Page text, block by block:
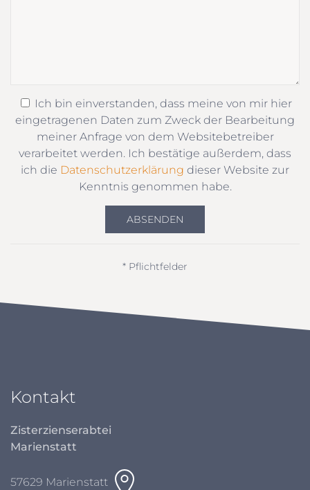
Ich bin einverstanden, dass meine von mir hier
eingetragenen Daten zum Zweck der Bearbeitung
meiner Anfrage von dem Websitebetreiber
verarbeitet werden. Ich bestätige außerdem, dass
ich die Datenschutzerklärung dieser Website zur
Kenntnis genommen habe.
ABSENDEN
* Pflichtfelder
Kontakt
Zisterzienserabtei
Marienstatt
57629 Marienstatt